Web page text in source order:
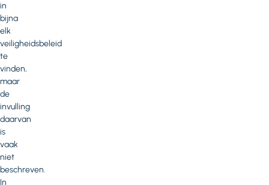
in
bijna
elk
veiligheidsbeleid
te
vinden,
maar
de
invulling
daarvan
is
vaak
niet
beschreven.
In